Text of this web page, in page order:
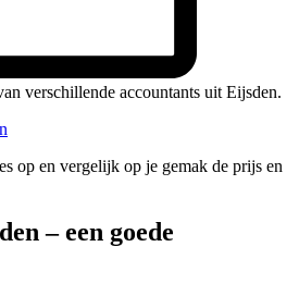
verschillende accountants uit Eijsden.
op en vergelijk op je gemak de prijs en
– een goede